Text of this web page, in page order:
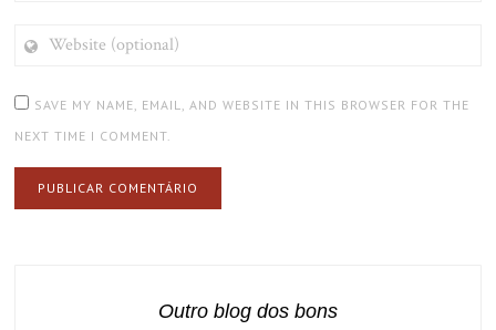
(OPTIONAL)
SAVE MY NAME, EMAIL, AND WEBSITE IN THIS BROWSER FOR THE
NEXT TIME I COMMENT.
Outro blog dos bons